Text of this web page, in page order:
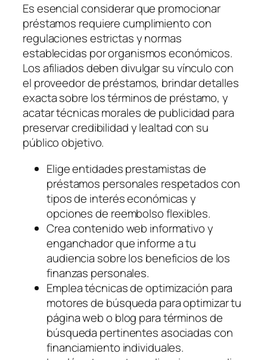
Es esencial considerar que promocionar
préstamos requiere cumplimiento con
regulaciones estrictas y normas
establecidas por organismos económicos.
Los afiliados deben divulgar su vínculo con
el proveedor de préstamos, brindar detalles
exacta sobre los términos de préstamo, y
acatar técnicas morales de publicidad para
preservar credibilidad y lealtad con su
público objetivo.
Elige entidades prestamistas de
préstamos personales respetados con
tipos de interés económicas y
opciones de reembolso flexibles.
Crea contenido web informativo y
enganchador que informe a tu
audiencia sobre los beneficios de los
finanzas personales.
Emplea técnicas de optimización para
motores de búsqueda para optimizar tu
página web o blog para términos de
búsqueda pertinentes asociadas con
financiamiento individuales.